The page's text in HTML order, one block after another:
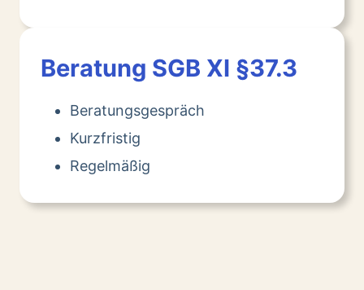
Beratung SGB XI §37.3
Beratungsgespräch
Kurzfristig
Regelmäßig